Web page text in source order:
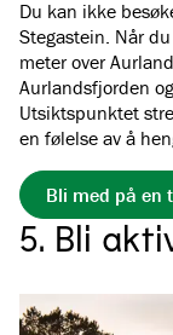
Du kan ikke
Stegastein. Når
meter over
Aurlandsfjorden
Utsiktspunktet
en følelse av å
Bli med på en
5. Bli